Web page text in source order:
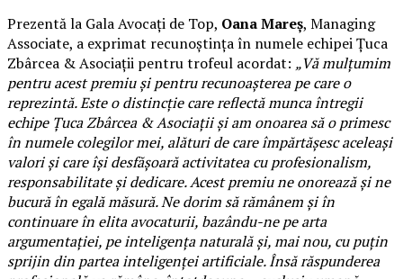
Prezentă la Gala Avocați de Top, Oana Mareș, Managing
Associate, a exprimat recunoștința în numele echipei Țuca
Zbârcea & Asociații pentru trofeul acordat: „Vă mulțumim
pentru acest premiu și pentru recunoașterea pe care o
reprezintă. Este o distincție care reflectă munca întregii
echipe Țuca Zbârcea & Asociații și am onoarea să o primesc
în numele colegilor mei, alături de care împărtășesc aceleași
valori și care își desfășoară activitatea cu profesionalism,
responsabilitate și dedicare. Acest premiu ne onorează și ne
bucură în egală măsură. Ne dorim să rămânem și în
continuare în elita avocaturii, bazându-ne pe arta
argumentației, pe inteligența naturală și, mai nou, cu puțin
sprijin din partea inteligenței artificiale. Însă răspunderea